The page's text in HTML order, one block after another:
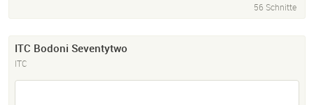
56 Schnitte
ITC Bodoni Seventytwo
ITC